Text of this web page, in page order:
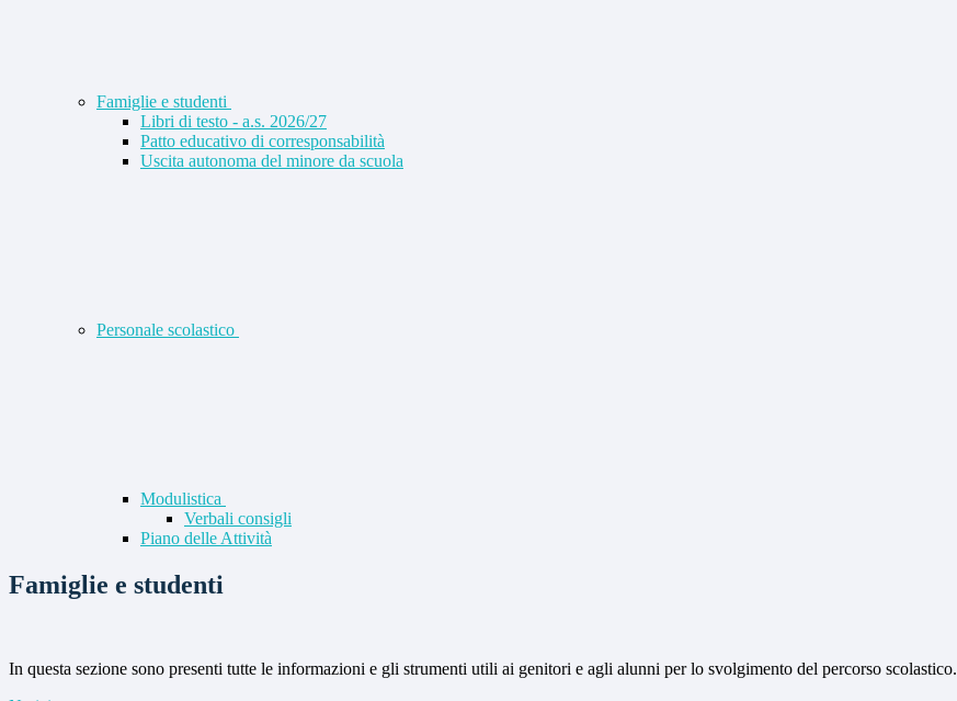
Famiglie e studenti
Libri di testo - a.s. 2026/27
Patto educativo di corresponsabilità
Uscita autonoma del minore da scuola
Personale scolastico
Modulistica
Verbali consigli
Piano delle Attività
Famiglie e studenti
In questa sezione sono presenti tutte le informazioni e gli strumenti utili ai genitori e agli alunni per lo svolgimento del percorso scolastico.